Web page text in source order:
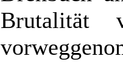
Brutalität